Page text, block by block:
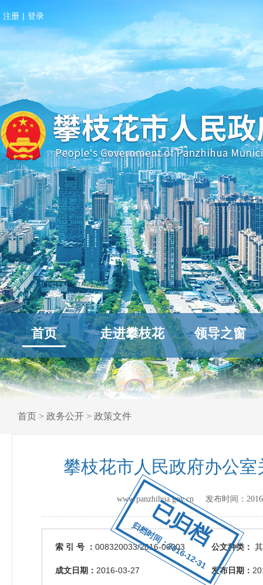
已归档
归档时间：2016-12-31
注册 | 登录
首页 走进攀枝花 领导之窗
首页 > 政务公开 > 政策文件
攀枝花市人民政府办公
www.panzhihua.gov.cn 发布时间：
索 引 号 ： 008320033/2016-00003 公文种类：
成文日期： 2016-03-27 发布日期：